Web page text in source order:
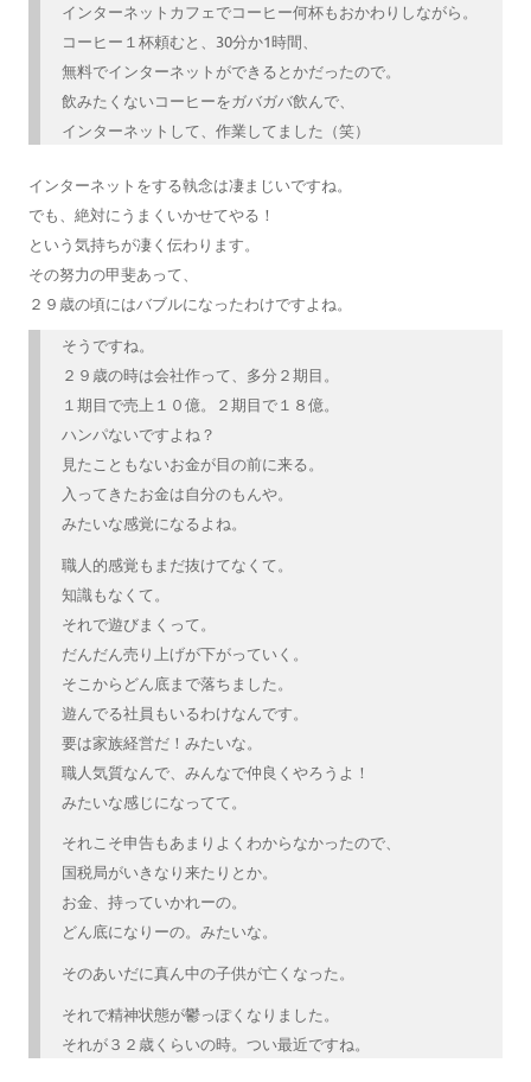
インターネットカフェでコーヒー何杯もおかわりしながら。
コーヒー１杯頼むと、30分か1時間、
無料でインターネットができるとかだったので。
飲みたくないコーヒーをガバガバ飲んで、
インターネットして、作業してました（笑）
インターネットをする執念は凄まじいですね。
でも、絶対にうまくいかせてやる！
という気持ちが凄く伝わります。
その努力の甲斐あって、
２９歳の頃にはバブルになったわけですよね。
そうですね。
２９歳の時は会社作って、多分２期目。
１期目で売上１０億。２期目で１８億。
ハンパないですよね？
見たこともないお金が目の前に来る。
入ってきたお金は自分のもんや。
みたいな感覚になるよね。
職人的感覚もまだ抜けてなくて。
知識もなくて。
それで遊びまくって。
だんだん売り上げが下がっていく。
そこからどん底まで落ちました。
遊んでる社員もいるわけなんです。
要は家族経営だ！みたいな。
職人気質なんで、みんなで仲良くやろうよ！
みたいな感じになってて。
それこそ申告もあまりよくわからなかったので、
国税局がいきなり来たりとか。
お金、持っていかれーの。
どん底になりーの。みたいな。
そのあいだに真ん中の子供が亡くなった。
それで精神状態が鬱っぽくなりました。
それが３２歳くらいの時。つい最近ですね。